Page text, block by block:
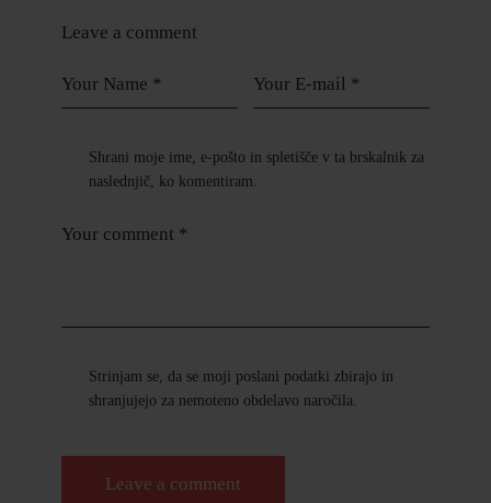
Leave a comment
Shrani moje ime, e-pošto in spletišče v ta brskalnik za
naslednjič, ko komentiram.
Strinjam se, da se moji poslani podatki zbirajo in
shranjujejo za nemoteno obdelavo naročila.